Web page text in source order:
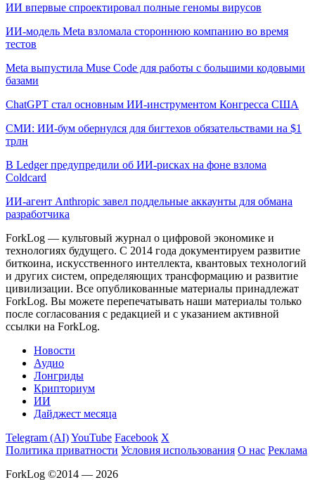
ИИ впервые спроектировал полные геномы вирусов
ИИ-модель Meta взломала стороннюю компанию во время
тестов
Meta выпустила Muse Code для работы с большими кодовыми
базами
ChatGPT стал основным ИИ-инструментом Конгресса США
СМИ: ИИ-бум обернулся для бигтехов обязательствами на $1
трлн
В Ledger предупредили об ИИ-рисках на фоне взлома
Coldcard
ИИ-агент Anthropic завел поддельные аккаунты для обмана
разработчика
ForkLog — культовый журнал о цифровой экономике и
технологиях будущего. С 2014 года документируем развитие
биткоина, искусственного интеллекта, квантовых технологий
и других систем, определяющих трансформацию и развитие
цивилизации. Все опубликованные материалы принадлежат
ForkLog. Вы можете перепечатывать наши материалы только
после согласования с редакцией и с указанием активной
ссылки на ForkLog.
Новости
Аудио
Лонгриды
Крипториум
ИИ
Дайджест месяца
Telegram (AI)YouTube Facebook X
Политика приватности Условия использования О нас Реклама
ForkLog ©2014 — 2026